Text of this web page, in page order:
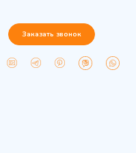
Заказать звонок